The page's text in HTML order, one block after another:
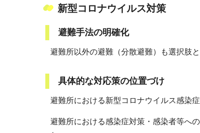
新型コロナウイルス対策
避難手法の明確化
避難所以外の避難（分散避難）も選択肢
具体的な対応策の位置づけ
避難所における新型コロナウイルス感染
避難所における感染症対策・感染者等へ